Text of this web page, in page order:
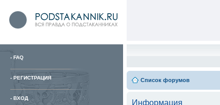
- FAQ
- РЕГИСТРАЦИЯ
- ВХОД
Список форумов
Информация